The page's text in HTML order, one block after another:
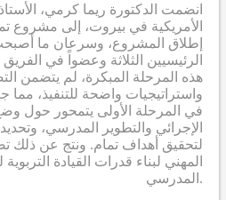
انضمت الدكتورة ريما كرمي،
الأمريكية في بيروت، إلى مشروع
إطلاق المشروع، وسرعان ما
الرئيسيين الثلاثة وعضواً في
هذه المرحلة المبكرة، لم يتضمن
واستراتيجيات واضحة للتنفيذ،
في المرحلة الأولى يتمحور حول
الإجرائي والتطوير المدرسي،
لتحقيق أهداف تمام. ونتج عن ذلك
المهني لبناء قدرات القيادة
المدرسي.